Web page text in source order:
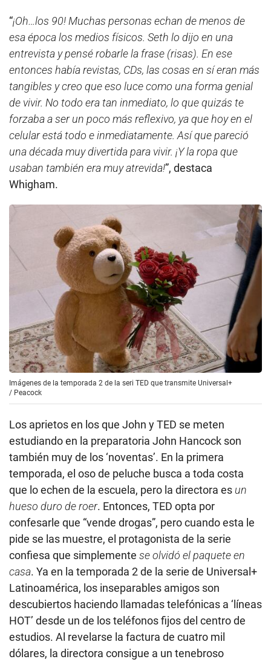
“¡Oh…los 90! Muchas personas echan de menos de
esa época los medios físicos. Seth lo dijo en una
entrevista y pensé robarle la frase (risas). En ese
entonces había revistas, CDs, las cosas en sí eran más
tangibles y creo que eso luce como una forma genial
de vivir. No todo era tan inmediato, lo que quizás te
forzaba a ser un poco más reflexivo, ya que hoy en el
celular está todo e inmediatamente. Así que pareció
una década muy divertida para vivir. ¡Y la ropa que
usaban también era muy atrevida!”, destaca
Whigham.
Imágenes de la temporada 2 de la seri TED que transmite Universal+
/ Peacock
Los aprietos en los que John y TED se meten
estudiando en la preparatoria John Hancock son
también muy de los ‘noventas’. En la primera
temporada, el oso de peluche busca a toda costa
que lo echen de la escuela, pero la directora es un
hueso duro de roer. Entonces, TED opta por
confesarle que “vende drogas”, pero cuando esta le
pide se las muestre, el protagonista de la serie
confiesa que simplemente se olvidó el paquete en
casa. Ya en la temporada 2 de la serie de Universal+
Latinoamérica, los inseparables amigos son
descubiertos haciendo llamadas telefónicas a ‘líneas
HOT’ desde un de los teléfonos fijos del centro de
estudios. Al revelarse la factura de cuatro mil
dólares, la directora consigue a un tenebroso